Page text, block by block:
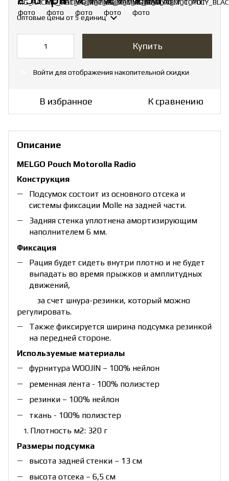
Оптовые цены от 5 единиц
Купить
Войти для отображения накопительной скидки
В избранное К сравнению
Описание
MELGO Pouch Motorolla Radio
Конструкция
Подсумок состоит из основного отсека и
системы фиксации Molle на задней части.
Задняя стенка уплотнена амортизирующим
наполнителем 6 мм.
Фиксация
Рация будет сидеть внутри плотно и не будет
выпадать во время прыжков и амплитудных
движений,
за счет шнура-резинки, который можно
регулировать.
Также фиксируется ширина подсумка резинкой
на передней стороне.
Используемые материалы
фурнитура WOOJIN – 100% нейлон
ременная лента - 100% полиэстер
резинки – 100% нейлон
ткань - 100% полиэстер
Плотность м2: 320 г
Размеры подсумка
высота задней стенки – 13 см
высота отсека – 6,5 см